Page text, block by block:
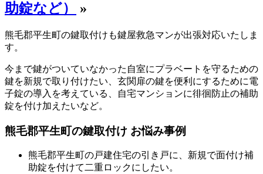
助錠など）
»
熊毛郡平生町の鍵取付けも鍵屋救急マンが出張対応いたしま
す。
今まで鍵がついていなかった自室にプラベートを守るための
鍵を新規で取り付けたい、玄関扉の鍵を便利にするために電
子錠の導入を考えている、自宅マンションに徘徊防止の補助
錠を付け加えたいなど。
熊毛郡平生町の鍵取付け お悩み事例
熊毛郡平生町の戸建住宅の引き戸に、新規で面付け補
助錠を付けて二重ロックにしたい。